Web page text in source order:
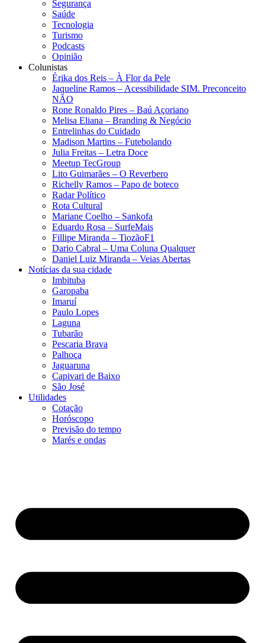
Segurança
Saúde
Tecnologia
Turismo
Podcasts
Opinião
Colunistas
Érika dos Reis​ – À Flor da Pele
Jaqueline Ramos – Acessibilidade SIM. Preconceito
NÃO
Rone Ronaldo Pires – Baú Açoriano
Melisa Eliana – Branding & Negócio
Entrelinhas do Cuidado
Madison Martins – Futebolando
Julia Freitas​ – Letra Doce
Meetup TecGroup
Lito Guimarães – O Reverbero
Richelly Ramos​ – Papo de boteco
Radar Político
Rota Cultural
Mariane Coelho – Sankofa
Eduardo Rosa​ – SurfeMais
Fillipe Miranda – TiozãoF1
Dario Cabral – Uma Coluna Qualquer
Daniel Luiz Miranda – Veias Abertas
Notícias da sua cidade
Imbituba
Garopaba
Imaruí
Paulo Lopes
Laguna
Tubarão
Pescaria Brava
Palhoça
Jaguaruna
Capivari de Baixo
São José
Utilidades
Cotação
Horóscopo
Previsão do tempo
Marés e ondas